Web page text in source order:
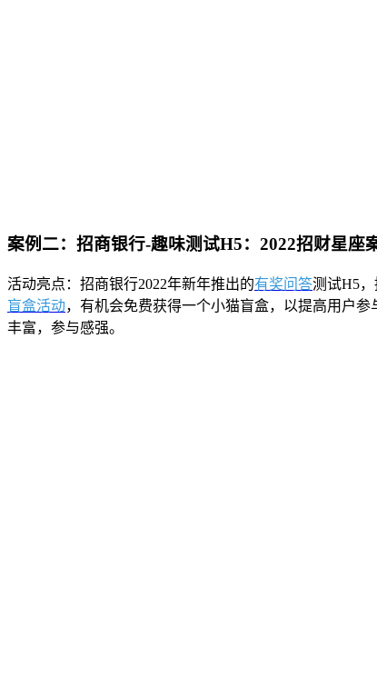
案例二：招商银行-趣味测试H5：2022招财星座
活动亮点：招商银行2022年新年推出的有奖问答测试H5
盲盒活动，有机会免费获得一个小猫盲盒，以提高用户
丰富，参与感强。